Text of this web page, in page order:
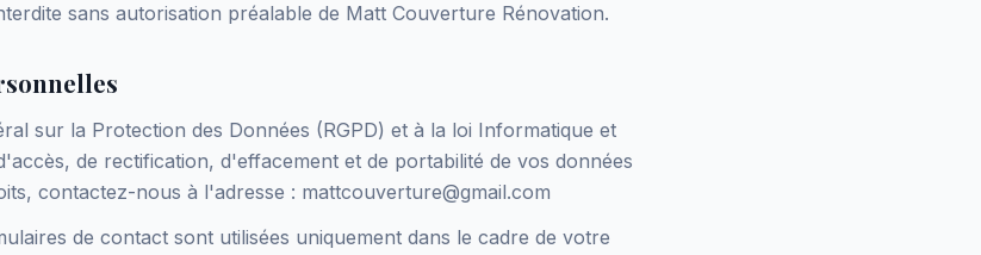
sans autorisation préalable de Matt Couverture Rénovation.
sur la Protection des Données (RGPD) et à la loi Informatique et
de rectification, d'effacement et de portabilité de vos données
contactez-nous à l'adresse : mattcouverture@gmail.com
de contact sont utilisées uniquement dans le cadre de votre